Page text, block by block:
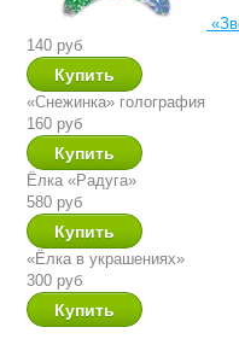
140 руб
«Снежинка» голография
160 руб
Ёлка «Радуга»
580 руб
«Ёлка в украшениях»
300 руб